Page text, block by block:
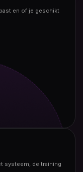
en of je geschikt
systeem, de training